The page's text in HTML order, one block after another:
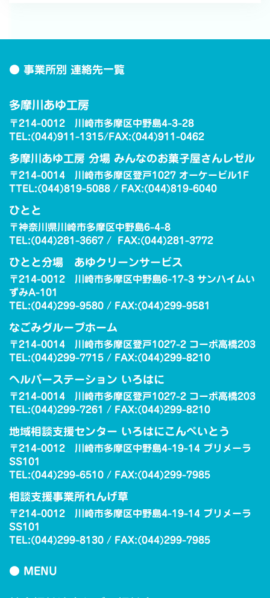
● 事業所別 連絡先一覧
多摩川あゆ工房
〒214-0012 川崎市多摩区中野島4-3-28
TEL:(044)911-1315/FAX:(044)911-0462
多摩川あゆ工房 分場 みんなのお菓子屋さんレゼル
〒214-0014 川崎市多摩区登戸1027 オーケービル1F
TTEL:(044)819-5088 / FAX:(044)819-6040
ひとと
〒神奈川県川崎市多摩区中野島6-4-8
TEL:(044)281-3667 / FAX:(044)281-3772
ひとと分場 あゆクリーンサービス
〒214-0012 川崎市多摩区中野島6-17-3 サンハイムい
ずみA-101
TEL:(044)299-9580 / FAX:(044)299-9581
なごみグループホーム
〒214-0014 川崎市多摩区登戸1027-2 コーポ高橋203
TEL:(044)299-7715 / FAX:(044)299-8210
ヘルパーステーション いろはに
〒214-0014 川崎市多摩区登戸1027-2 コーポ高橋203
TEL:(044)299-7261 / FAX:(044)299-8210
地域相談支援センター いろはにこんぺいとう
〒214-0012 川崎市多摩区中野島4-19-14 プリメーラ
SS101
TEL:(044)299-6510 / FAX:(044)299-7985
相談支援事業所れんげ草
〒214-0012 川崎市多摩区中野島4-19-14 プリメーラ
SS101
TEL:(044)299-8130 / FAX:(044)299-7985
● MENU